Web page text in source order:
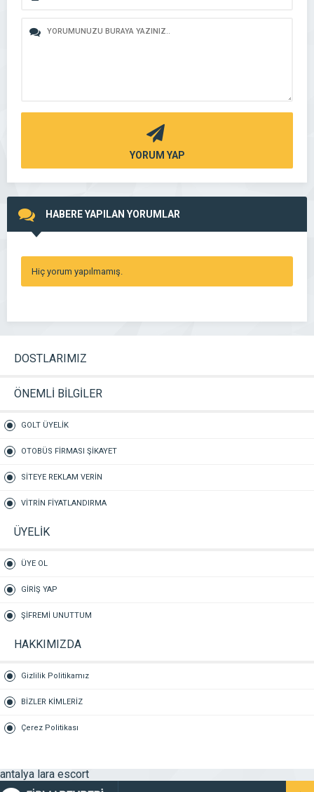
YORUM YAP
HABERE YAPILAN YORUMLAR
Hiç yorum yapılmamış.
DOSTLARIMIZ
ÖNEMLİ BİLGİLER
GOLT ÜYELİK
OTOBÜS FİRMASI ŞİKAYET
SİTEYE REKLAM VERİN
VİTRİN FİYATLANDIRMA
ÜYELİK
ÜYE OL
GİRİŞ YAP
ŞİFREMİ UNUTTUM
HAKKIMIZDA
Gizlilik Politikamız
BİZLER KİMLERİZ
Çerez Politikası
antalya lara escort